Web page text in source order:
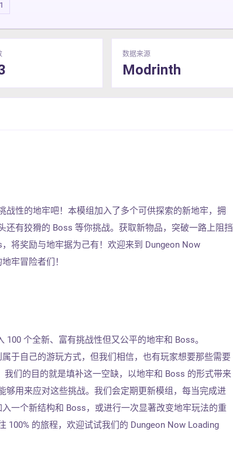
数据来源
Modrinth
战性的地牢吧！本模组加入了多个可供探索的新地牢，拥
还有狡猾的 Boss 等你挑战。获取新物品，突破一路上阻挡
将奖励与地牢据为己有！欢迎来到 Dungeon Now
牢冒险者们！
个全新、富有挑战性但又公平的地牢和 Boss。
于自己的游玩方式，但我们相信，也有玩家想要那些需要
们的目的就是填补这一空缺，以地牢和 Boss 的形式带来
够用来应对这些挑战。我们会定期更新模组，每当完成进
一个新结构和 Boss，或进行一次显著改变地牢玩法的重
100% 的旅程，欢迎试试我们的 Dungeon Now Loading